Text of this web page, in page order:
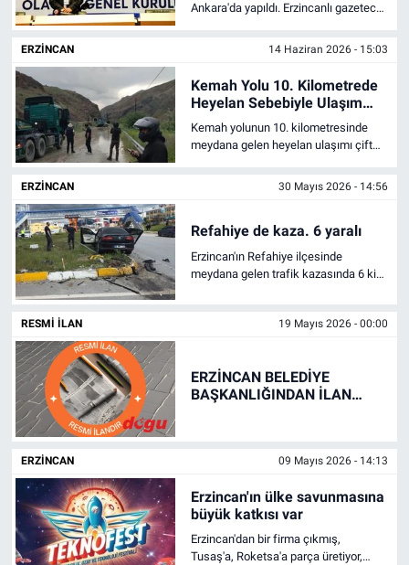
Ankara'da yapıldı. Erzincanlı gazeteci
girerken, yeni yönetim listesi
ERZINCAN 14 Haziran 2026 - 15:03
Kemah Yolu 10. Kilometrede
Heyelan Sebebiyle Ulaşım
Durdu
Kemah yolunun 10. kilometresinde
meydana gelen heyelan ulaşımı çift
ERZINCAN 30 Mayıs 2026 - 14:56
Refahiye de kaza. 6 yaralı
Erzincan'ın Refahiye ilçesinde
meydana gelen trafik kazasında 6 kişi
RESMİ İLAN 19 Mayıs 2026 - 00:00
ERZİNCAN BELEDİYE
BAŞKANLIĞINDAN İLAN
ERZINCAN 09 Mayıs 2026 - 14:13
Erzincan'ın ülke savunmasına
büyük katkısı var
Erzincan'dan bir firma çıkmış,
Tusaş'a, Roketsa'a parça üretiyor,